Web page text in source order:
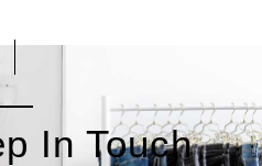
In Touch